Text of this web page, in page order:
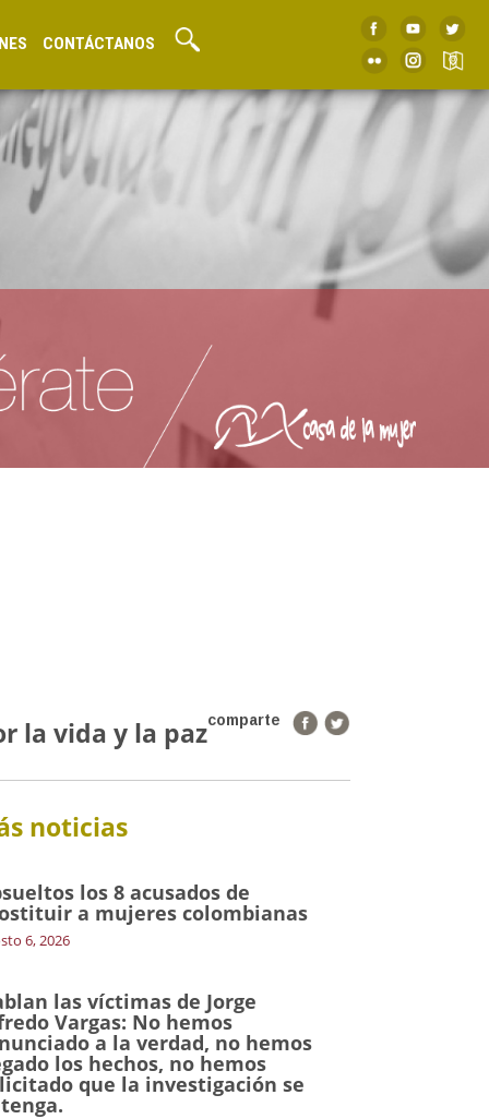
CONTÁCTANOS
comparte
la vida y la paz
noticias
los 8 acusados de
a mujeres colombianas
6, 2026
las víctimas de Jorge
Vargas: No hemos
a la verdad, no hemos
los hechos, no hemos
que la investigación se